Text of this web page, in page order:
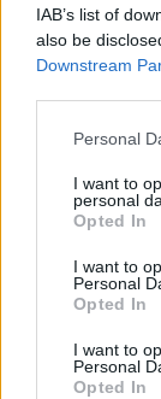
IAB’s list of
also be
Downstream
Please note
not limited to
grant or deny
use your data
consent section.
Personal
I want to
personal
Opted In
I want to
Personal
Opted In
I want to
Personal
Opted In